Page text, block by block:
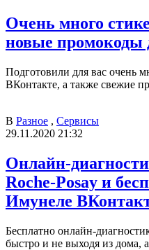
Очень много
новые промокоды
Подготовили для вас очень
ВКонтакте, а также свежие
В Разное , Сервисы
29.11.2020 21:32
Онлайн-
Roche-Posay и
Имунеле
Бесплатно онлайн-
быстро и не выходя из дома,